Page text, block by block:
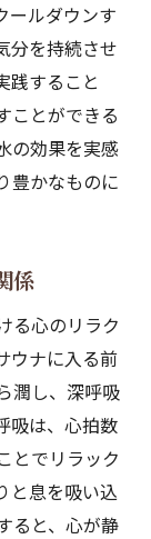
ールダウンす
分を持続させ
践すること
ことができる
の効果を実感
豊かなものに
係
る心のリラク
ウナに入る前
潤し、深呼吸
吸は、心拍数
とでリラック
と息を吸い込
ると、心が静